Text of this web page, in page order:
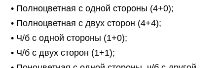
• Полноцветная с одной стороны (4+0);
• Полноцветная с двух сторон (4+4);
• Ч/б с одной стороны (1+0);
• Ч/б с двух сторон (1+1);